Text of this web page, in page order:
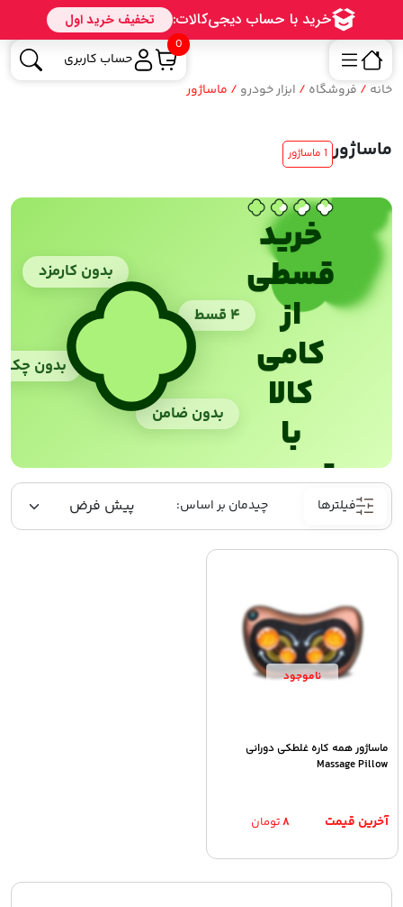
0
حساب کاربری
خانه / فروشگاه / ابزار خودرو / ماساژور
ماساژور 1 ماساژور
خرید
قسطی
از
کامی
کالا
با
ترب‌پی
بدون کارمزد
۴ قسط
بدون چک
بدون ضامن
فیلترها
ماساژور همه کاره غلطکی دورانی
Massage Pillow
۸تومان